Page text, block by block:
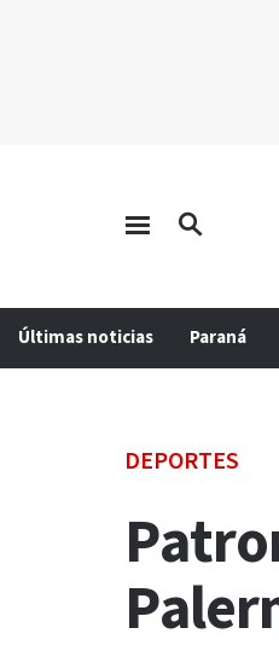
Últimas noticias Paraná
DEPORTES